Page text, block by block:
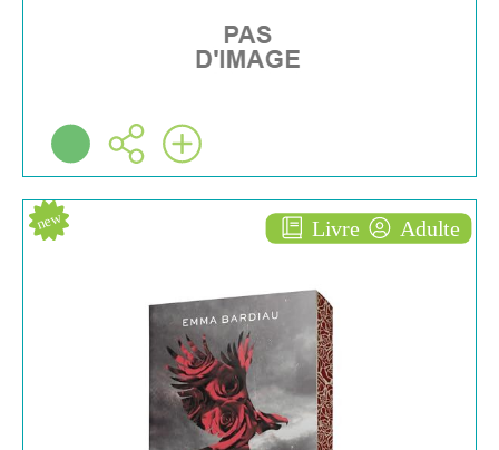
Livre Adulte
new
Russian mafia [1]
ROMAN
Emma BARDIAU
Bmr ( Vanves - 2024 )
Plus d'infos